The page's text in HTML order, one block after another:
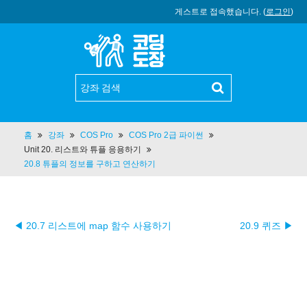
게스트로 접속했습니다. (로그인)
홈 강좌 COS Pro
COS Pro 2급 파이썬
Unit 20. 리스트와 튜플 응용하기
20.8 튜플의 정보를 구하고 연산하기
◀ 20.7 리스트에 map 함수 사용하기 20.9 퀴즈 ▶︎